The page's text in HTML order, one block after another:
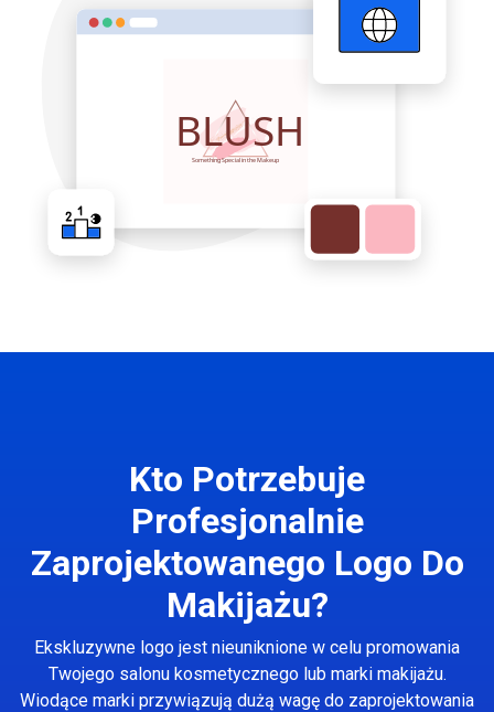
Kto Potrzebuje
Profesjonalnie
Zaprojektowanego Logo Do
Makijażu?
Ekskluzywne logo jest nieuniknione w celu promowania
Twojego salonu kosmetycznego lub marki makijażu.
Wiodące marki przywiązują dużą wagę do zaprojektowania